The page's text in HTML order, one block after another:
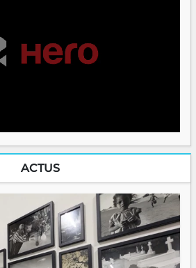
ACTUS